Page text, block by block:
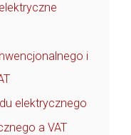
i
elektrycznego
a VAT